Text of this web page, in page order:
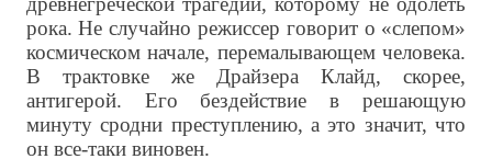
рока. Не случайно режиссер говорит о «слепом»
космическом начале, перемалывающем человека.
В трактовке же Драйзера Клайд, скорее,
антигерой. Его бездействие в решающую
минуту сродни преступлению, а это значит, что
он все-таки виновен.